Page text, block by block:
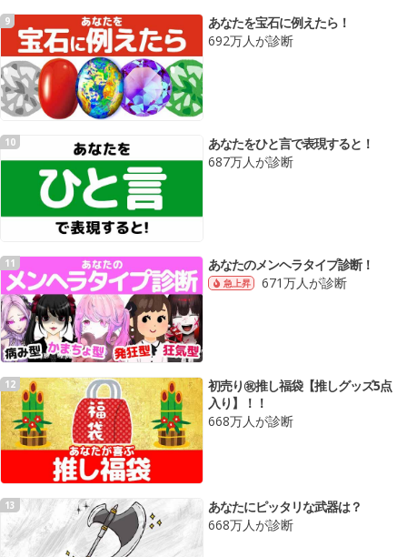
9
あなたを宝石に例えたら！
692万人が診断
10
あなたをひと言で表現すると！
687万人が診断
11 あなたのメンヘラタイプ診断！
急上昇 671万人が診断
12
初売り㊗️推し福袋【推しグッズ5点
入り】！！
668万人が診断
13
あなたにピッタリな武器は？
668万人が診断